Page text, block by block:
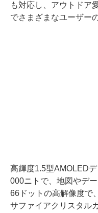
も対応し、アウトドア
でさまざまなユーザー
高輝度1.5型AMOLED
000ニトで、地図やデ
66ドットの高解像度で
サファイアクリスタル